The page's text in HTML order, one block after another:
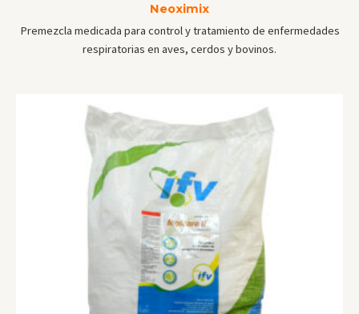
Neoximix
Premezcla medicada para control y tratamiento de enfermedades
respiratorias en aves, cerdos y bovinos.